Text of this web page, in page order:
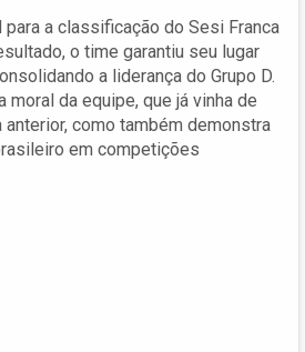
a classificação do Sesi Franca
o time garantiu seu lugar
a liderança do Grupo D.
moral da equipe, que já vinha de
como também demonstra
em competições